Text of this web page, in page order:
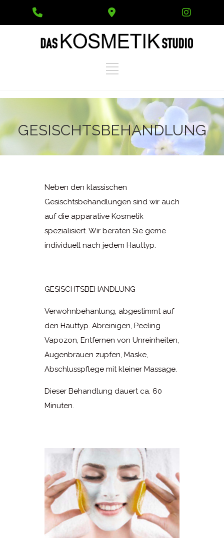
GESISCHTSBEHANDLUNG
Neben den klassischen
Gesischtsbehandlungen sind wir auch
auf die apparative Kosmetik
spezialisiert. Wir beraten Sie gerne
individuell nach jedem Hauttyp.
GESISCHTSBEHANDLUNG
Verwohnbehanlung, abgestimmt auf
den Hauttyp. Abreinigen, Peeling
Vapozon, Entfernen von Unreinheiten,
Augenbrauen zupfen, Maske,
Abschlusspflege mit kleiner Massage.
Dieser Behandlung dauert ca. 60
Minuten.
Number
for
Maps